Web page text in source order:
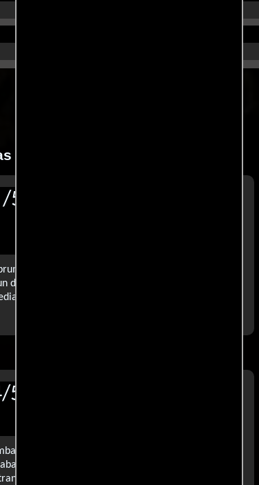
por profesionales
/5
película 'antinetflix' producida por Netflix
desorbitante ejercicio de cine entre el terror, la
y el espasmo (...) apabullante
/5
mantiene muy bien el pulso cuando se trata
el ‘collage’ de tonos y registros de la novela,
desde la ‘sitcom’ marciana hasta la sátira